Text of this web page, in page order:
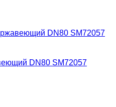
DN80 SM72057